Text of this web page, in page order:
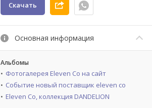
Скачать
Основная информация
Альбомы
Фотогалерея Eleven Co на сайт
Событие новый поставщик eleven co
Eleven Co, коллекция DANDELION